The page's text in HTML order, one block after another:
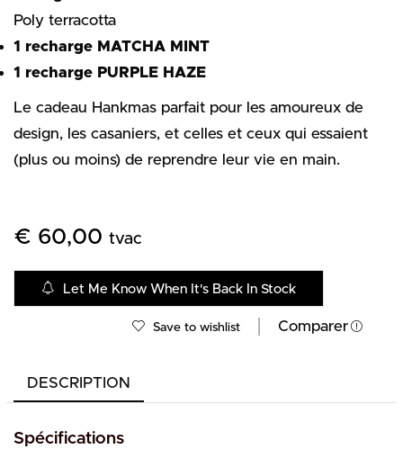
Poly terracotta
1 recharge MATCHA MINT
1 recharge PURPLE HAZE
Le cadeau Hankmas parfait pour les amoureux de
design, les casaniers, et celles et ceux qui essaient
(plus ou moins) de reprendre leur vie en main.
€ 60,00 tvac
Let Me Know When It's Back In Stock
Save to wishlist Comparer
DESCRIPTION
Spécifications